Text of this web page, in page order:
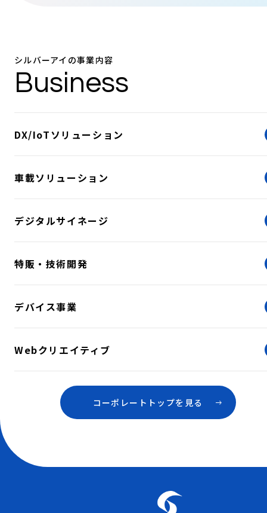
シルバーアイの事業内容
Business
DX/IoTソリューション
車載ソリューション
デジタルサイネージ
特販・技術開発
デバイス事業
Webクリエイティブ
コーポレートトップを見る